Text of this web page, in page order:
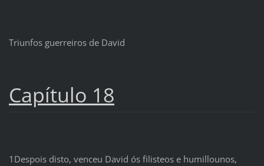
Triunfos guerreiros de David
Capítulo 18
1Despois disto, venceu David ós filisteos e humillounos,